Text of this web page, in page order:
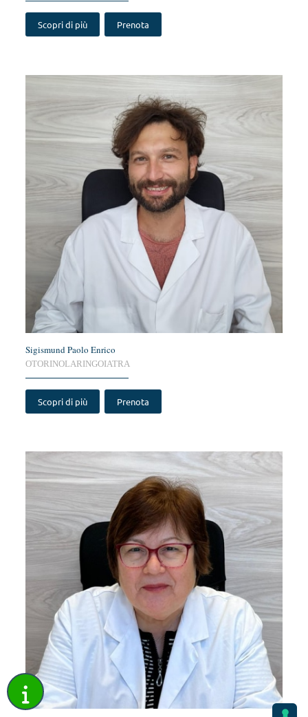
Scopri di più Prenota
Sigismund Paolo Enrico
OTORINOLARINGOIATRA
Scopri di più Prenota